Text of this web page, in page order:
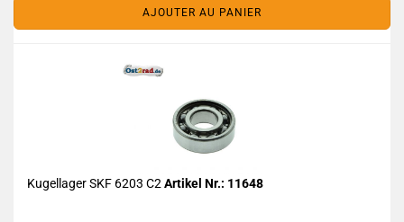
AJOUTER AU PANIER
Kugellager SKF 6203 C2 Artikel Nr.: 11648